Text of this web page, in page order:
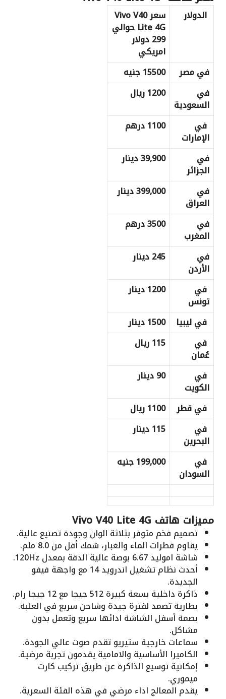
الدولار سعر Vivo V40
Lite 4G حوالي
299 دولار
امريكي
في مصر
15500 جنيه
في
السعودية
1200 ريال
في
الإمارات
1100 درهم
في
الجزائر
39,900 دينار
في
العراق
399,000 دينار
في
المغرب
3500 درهم
في
الأردن
245 دينار
في
تونس
1200 دينار
في ليبيا
1500 دينار
في
عُمان
115 ريال
في
الكويت
90 دينار
في قطر
1100 ريال
في
البحرين
115 دينار
في
السودان
199,000 جنيه
مميزات هاتف Vivo V40 Lite 4G
تصميم فخم متوفر بثلاثة الوان وجودة تصنيع عالية.
يقاوم قطرات الماء والغبار، سُمك أقل من 8.0 ملم.
شاشة اموليد 6.67 بوصة عالية الدقة بمعدل 120Hz.
أحدث نظام تشغيل اندرويد 14 مع واجهة فيفو
الجديدة.
ذاكرة داخلية بسعة كبيرة 512 جيجا مع 12 جيجا رام.
بطارية تصمد لفترة جيدة وشاحن سريع في العلبة.
بصمة أسفل الشاشة ادائها سريع وتعمل بدون
مشاكل.
سماعات خارجية ستيريو تقدم صوت عالي الجودة.
الكاميرا الأساسية والامامية يقدمون تجربة مرضية.
إمكانية توسيع الذاكرة عن طريق تركيب كارت
ميموري.
يقدم المعالج اداء مرضي في هذه الفئة السعرية.